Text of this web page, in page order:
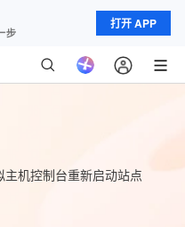
打开 APP
机控制台重新启动站点